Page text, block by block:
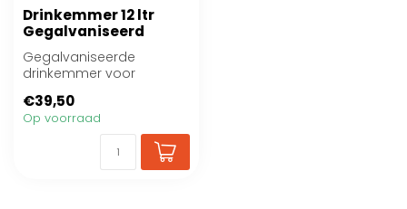
Drinkemmer 12 ltr
Gegalvaniseerd
Gegalvaniseerde
drinkemmer voor
€39,50
Op voorraad